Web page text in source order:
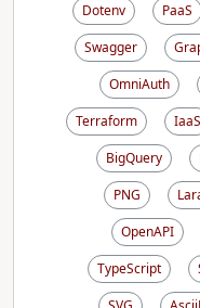
Dotenv
PaaS
Swagger
OmniAuth
Terraform
IaaS
BigQuery
PNG
OpenAPI
TypeScript